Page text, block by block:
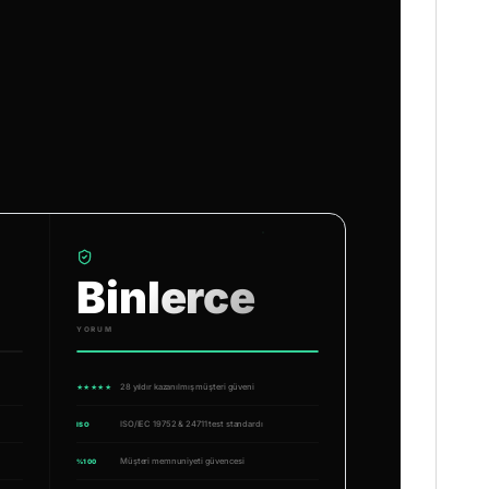
Binlerce
YORUM
★★★★★ 28 yıldır kazanılmış müşteri güveni
ISO ISO/IEC 19752 & 24711 test standardı
%100 Müşteri memnuniyeti güvencesi